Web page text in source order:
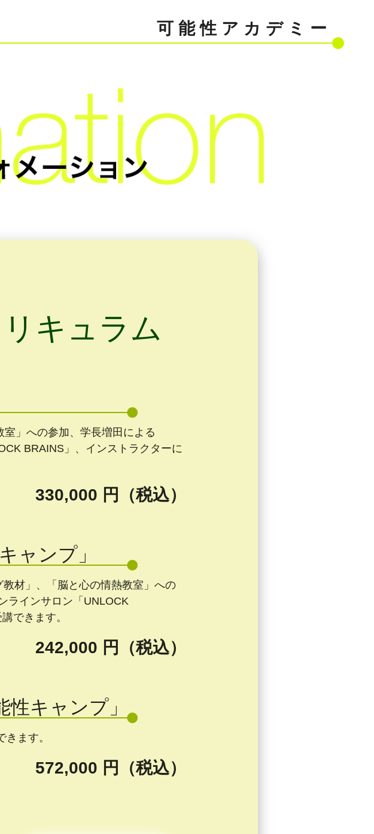
可 能 性 ア カ デ ミ ー
キュラム
」への参加、学長増田による
BRAINS」、インストラクターに
330,000 円（税込）
ャンプ」
教材」、「脳と心の情熱教室」への
ラインサロン「UNLOCK
できます。
242,000 円（税込）
キャンプ」
ます。
572,000 円（税込）